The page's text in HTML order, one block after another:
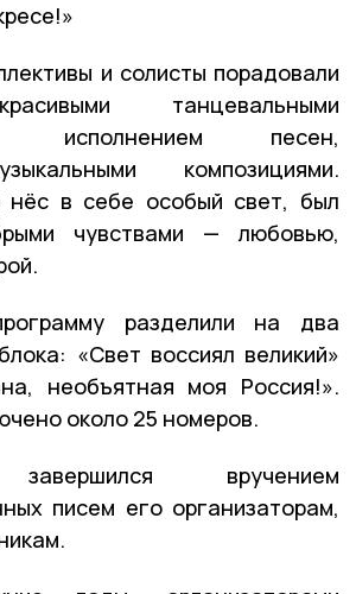
и солисты порадовали
танцевальными
исполнением песен,
композициями.
в себе особый свет, был
чувствами — любовью,
разделили на два
«Свет воссиял великий»
необъятная моя Россия!».
около 25 номеров.
вручением
писем его организаторам,